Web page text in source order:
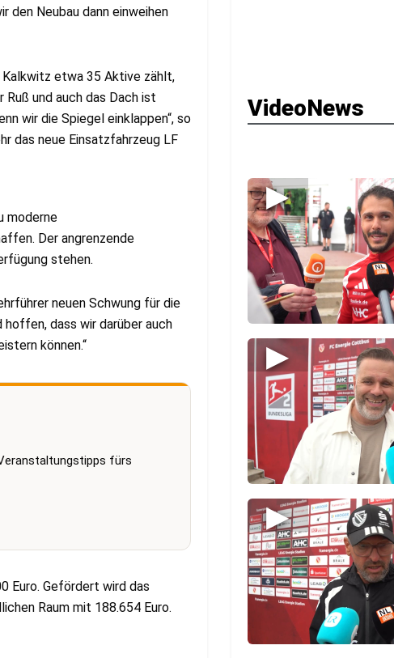
den Neubau dann einweihen
Kalkwitz etwa 35 Aktive zählt,
Ruß und auch das Dach ist
wir die Spiegel einklappen“, so
das neue Einsatzfahrzeug LF
moderne
Der angrenzende
stehen.
neuen Schwung für die
hoffen, dass wir darüber auch
können.“
fürs
Euro. Gefördert wird das
Raum mit 188.654 Euro.
VideoNews
▶
▶
▶